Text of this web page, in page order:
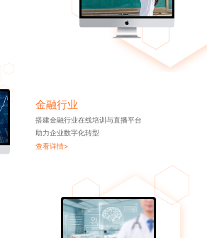
金融行业
搭建金融行业在线培训与直播平台
助力企业数字化转型
查看详情>